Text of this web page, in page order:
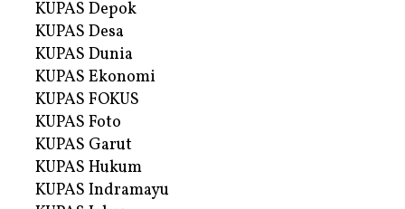
KUPAS Depok
KUPAS Desa
KUPAS Dunia
KUPAS Ekonomi
KUPAS FOKUS
KUPAS Foto
KUPAS Garut
KUPAS Hukum
KUPAS Indramayu